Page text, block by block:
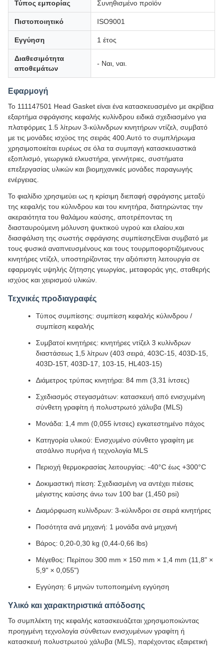
Τύπος εμπορίας Συνηθισμένο προϊόν
Πιστοποιητικό ISO9001
Εγγύηση 1 έτος
Διαθεσιμότητα
αποθεμάτων
- Ναι, ναι.
Εφαρμογή
Το 111147501 Head Gasket είναι ένα κατασκευασμένο με ακρίβεια
εξαρτήμα σφράγισης κεφαλής κυλίνδρου ειδικά σχεδιασμένο για
πλατφόρμες 1.5 λίτρων 3-κύλινδρων κινητήρων ντίζελ, συμβατό
με τις μονάδες ισχύος της σειράς 400.Αυτό το συμπλήρωμα
χρησιμοποιείται ευρέως σε όλα τα συμπαγή κατασκευαστικά
εξοπλισμό, γεωργικά ελκυστήρα, γεννήτριες, συστήματα
επεξεργασίας υλικών και βιομηχανικές μονάδες παραγωγής
ενέργειας.
Το φιαλίδιο χρησιμεύει ως η κρίσιμη διεπαφή σφράγισης μεταξύ
της κεφαλής του κύλινδρου και του κινητήρα, διατηρώντας την
ακεραιότητα του θαλάμου καύσης, αποτρέποντας τη
διασταυρούμενη μόλυνση ψυκτικού υγρού και ελαίου,και
διασφάλιση της σωστής σφράγισης συμπίεσηςΕίναι συμβατό με
τους φυσικά αναπνευσμένους και τους τουρμποφορτιζόμενους
κινητήρες ντίζελ, υποστηρίζοντας την αξιόπιστη λειτουργία σε
εφαρμογές υψηλής ζήτησης γεωργίας, μεταφοράς γης, σταθερής
ισχύος και χειρισμού υλικών.
Τεχνικές προδιαγραφές
Τύπος συμπίεσης: συμπίεση κεφαλής κύλινδρου /
συμπίεση κεφαλής
Συμβατοί κινητήρες: κινητήρες ντίζελ 3 κυλίνδρων
διαστάσεως 1,5 λίτρων (403 σειρά, 403C-15, 403D-15,
403D-15T, 403D-17, 103-15, HL403-15)
Διάμετρος τρύπας κινητήρα: 84 mm (3,31 ίντσες)
Σχεδιασμός στεγασμάτων: κατασκευή από ενισχυμένη
σύνθετη γραφίτη ή πολυστρωτό χάλυβα (MLS)
Μονάδα: 1,4 mm (0,055 ίντσες) εγκατεστημένο πάχος
Κατηγορία υλικού: Ενισχυμένο σύνθετο γραφίτη με
ατσάλινο πυρήνα ή τεχνολογία MLS
Περιοχή θερμοκρασίας λειτουργίας: -40°C έως +300°C
Δοκιμαστική πίεση: Σχεδιασμένη να αντέχει πιέσεις
μέγιστης καύσης άνω των 100 bar (1,450 psi)
Διαμόρφωση κυλίνδρων: 3-κύλινδροι σε σειρά κινητήρες
Ποσότητα ανά μηχανή: 1 μονάδα ανά μηχανή
Βάρος: 0,20-0,30 kg (0,44-0,66 lbs)
Μέγεθος: Περίπου 300 mm × 150 mm × 1,4 mm (11,8" ×
5,9" × 0,055")
Εγγύηση: 6 μηνών τυποποιημένη εγγύηση
Υλικό και χαρακτηριστικά απόδοσης
Το συμπλέκτη της κεφαλής κατασκευάζεται χρησιμοποιώντας
προηγμένη τεχνολογία σύνθετων ενισχυμένων γραφίτη ή
κατασκευή πολυστρωτού χάλυβα (MLS), παρέχοντας εξαιρετική